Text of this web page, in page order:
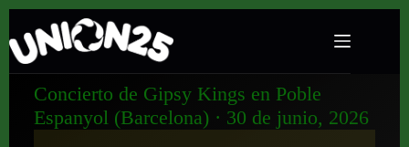
Concierto de Gipsy Kings en Poble
Espanyol (Barcelona) · 30 de junio, 2026